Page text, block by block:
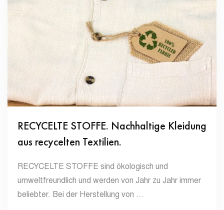
RECYCELTE STOFFE. Nachhaltige Kleidung
aus recycelten Textilien.
RECYCELTE STOFFE sind ökologisch und
umweltfreundlich und werden von Jahr zu Jahr immer
beliebter. Bei der Herstellung von …